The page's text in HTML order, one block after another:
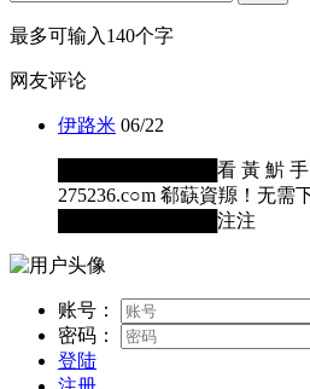
最多可输入140个字
网友评论
伊路米 06/22
████████████看 黃 魸 手
275236.c○m 郗蒛資羱！无需
████████████注注
账号：
密码：
登陆